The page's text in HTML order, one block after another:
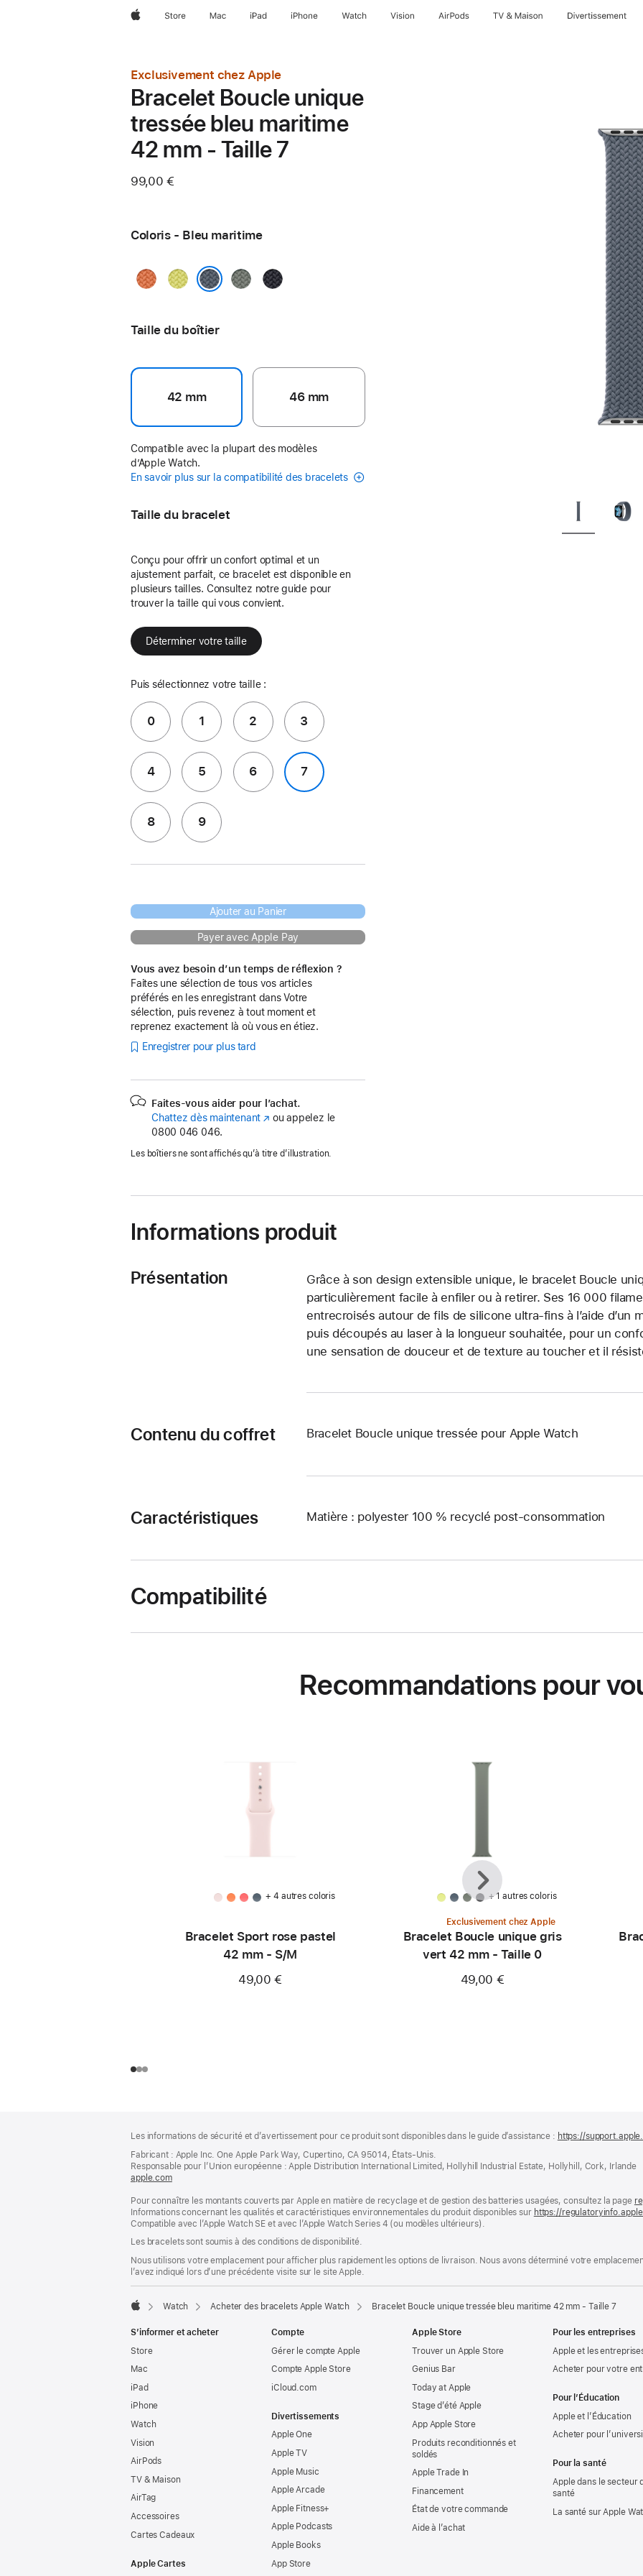
AppleStore Mac iPad iPhone Watch Vision AirPods TV & Maison Divertissements
Exclusivement chez Apple
Bracelet Boucle unique
tressée bleu maritime
42 mm - Taille 7
99,00 €
Coloris - Bleu maritime
Curcuma
Jaune
Gris
Minuit
Taille du boîtier
42 mm 46 mm
Compatible avec la plupart des modèles
d’Apple Watch.
En savoir plus sur la compatibilité des bracelets
Taille du bracelet
Conçu pour offrir un confort optimal et un
ajustement parfait, ce bracelet est disponible en
plusieurs tailles. Consultez notre guide pour
trouver la taille qui vous convient.
Déterminer votre taille
Puis sélectionnez votre taille :
0 1 2 3
4 5 6 7
8 9
Ajouter au Panier
Payer avec Apple Pay
Vous avez besoin d’un temps de réflexion ?
Faites une sélection de tous vos articles
préférés en les enregistrant dans Votre
sélection, puis revenez à tout moment et
reprenez exactement là où vous en étiez.
Enregistrer pour plus tard
Faites-vous aider pour l’achat.
Chattez dès maintenant (s’ouvre
nouvelle
ou appelez le
0800 046 046.
Les boîtiers ne sont affichés qu’à titre d’illustration.
Informations produit
Présentation
Grâce à son design extensible unique, le bracelet Boucle
particulièrement facile à enfiler ou à retirer. Ses 16 000
entrecroisés autour de fils de silicone ultra-fins à l’aide d’un
puis découpés au laser à la longueur souhaitée, pour un
une sensation de douceur et de texture au toucher et il
Contenu du coffret Bracelet Boucle unique tressée pour Apple Watch
Caractéristiques Matière : polyester 100 % recyclé post-consommation
Compatibilité
Recommandations pour
+ 4 autres coloris
Bracelet Sport rose pastel
42 mm - S/M
49,00 €
+ 1 autres coloris
Exclusivement chez Apple
Bracelet Boucle unique gris
vert 42 mm - Taille 0
49,00 €
Précédent
Suivant
de
page
de
bas
de
page
Les informations de sécurité et d’avertissement pour ce produit sont disponibles dans le guide d’assistance : https://
Fabricant : Apple Inc. One Apple Park Way, Cupertino, CA 95014, États-Unis.
Responsable pour l’Union européenne : Apple Distribution International Limited, Hollyhill Industrial Estate, Hollyhill, Cork, Irlande
apple.com(s’ouvre
une
nouvelle
fenêtre)
Pour connaître les montants couverts par Apple en matière de recyclage et de gestion des batteries usagées, consultez la page
Informations concernant les qualités et caractéristiques environnementales du produit disponibles sur https://
Compatible avec l’Apple Watch SE et avec l’Apple Watch Series 4 (ou modèles ultérieurs).
Les bracelets sont soumis à des conditions de disponibilité.
Nous utilisons votre emplacement pour afficher plus rapidement les options de livraison. Nous avons déterminé votre
l’avez indiqué lors d’une précédente visite sur le site Apple.
Watch Acheter des bracelets Apple Watch Bracelet Boucle unique tressée bleu maritime 42 mm - Taille 7
S’informer et acheter
Store
Mac
iPad
iPhone
Watch
Vision
AirPods
TV & Maison
AirTag
Accessoires
Cartes Cadeaux
Apple Cartes
Compte
Gérer le compte Apple
Compte Apple Store
iCloud.com
Divertissements
Apple One
Apple TV
Apple Music
Apple Arcade
Apple Fitness+
Apple Podcasts
Apple Books
App Store
Apple Store
Trouver un Apple Store
Genius Bar
Today at Apple
Stage d’été Apple
App Apple Store
Produits reconditionnés et
soldés
Apple Trade In
Financement
État de votre commande
Aide à l’achat
Pour les entreprises
Apple et les
Acheter pour votre
Pour l’Éducation
Apple et l’Éducation
Acheter pour
Pour la santé
Apple dans le secteur
santé
La santé sur Apple